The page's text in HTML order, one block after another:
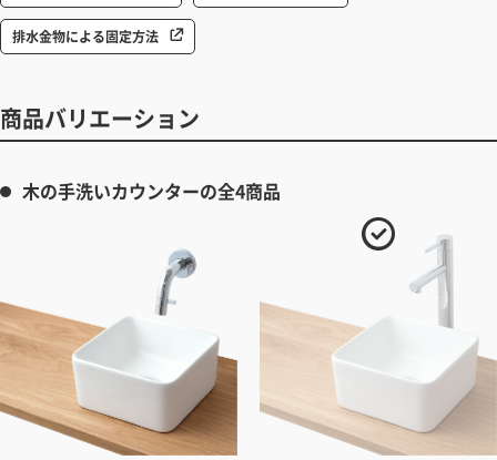
排水金物による固定方法
商品バリエーション
木の手洗いカウンターの全4商品